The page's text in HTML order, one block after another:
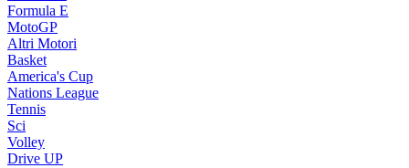
Formula E
MotoGP
Altri Motori
Basket
America's Cup
Nations League
Tennis
Sci
Volley
Drive UP